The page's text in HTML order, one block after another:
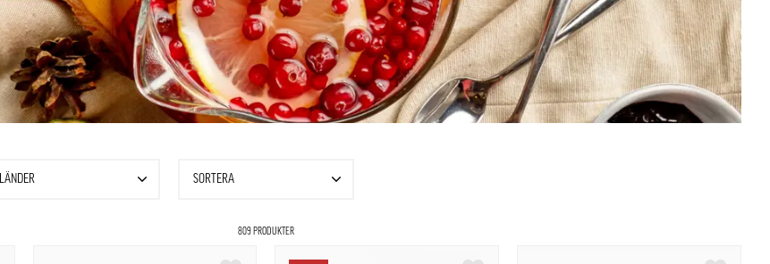
LÄNDER SORTERA
809 PRODUKTER